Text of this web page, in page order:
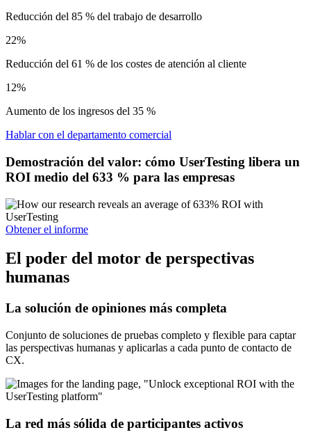
Reducción del 85 % del trabajo de desarrollo
31%
Reducción del 61 % de los costes de atención al cliente
18%
Aumento de los ingresos del 35 %
Hablar con el departamento comercial
Demostración del valor: cómo UserTesting libera un
ROI medio del 633 % para las empresas
Obtener el informe
El poder del motor de perspectivas
humanas
La solución de opiniones más completa
Conjunto de soluciones de pruebas completo y flexible para captar
las perspectivas humanas y aplicarlas a cada punto de contacto de
CX.
La red más sólida de participantes activos